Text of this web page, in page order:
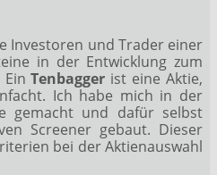
Investoren und Trader einer
in der Entwicklung zum
EinTenbagger ist eine Aktie,
Ich habe mich in der
gemacht und dafür selbst
Screener gebaut. Dieser
bei der Aktienauswahl